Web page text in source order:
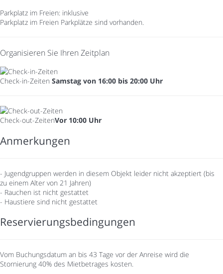
Parkplatz im Freien: inklusive
Parkplatz im Freien Parkplätze sind vorhanden.
Organisieren Sie Ihren Zeitplan
Check-in-Zeiten Samstag von 16:00 bis 20:00 Uhr
Check-out-ZeitenVor 10:00 Uhr
Anmerkungen
- Jugendgruppen werden in diesem Objekt leider nicht akzeptiert (bis
zu einem Alter von 21 Jahren)
- Rauchen ist nicht gestattet
- Haustiere sind nicht gestattet
Reservierungsbedingungen
Vom Buchungsdatum an bis 43 Tage vor der Anreise wird die
Stornierung 40% des Mietbetrages kosten.